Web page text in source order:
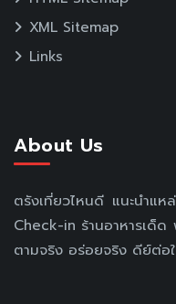
XML Sitemap
Links
About Us
ตรังเที่ยวไหนดี แนะนำแ
Check-in ร้านอาหารเด็
ตามจริง อร่อยจริง ดีย์ต่อ